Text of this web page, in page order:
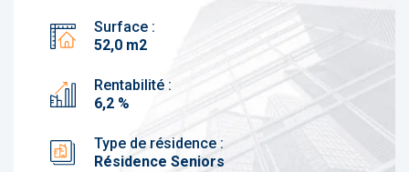
Surface :
52,0 m2
Rentabilité :
6,2 %
Type de résidence :
Résidence Seniors